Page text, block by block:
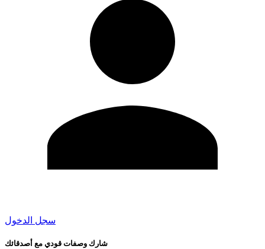
سجل الدخول
شارك وصفات قودي مع أصدقائك